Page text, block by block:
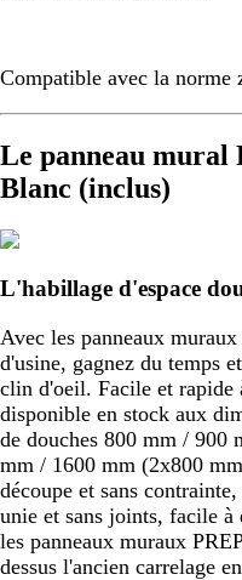
Compatible avec la norme
Le panneau
Blanc (inclus)
L'habillage d'espace
Avec les panneaux
d'usine, gagnez du temps
clin d'oeil. Facile et rapide
disponible en stock aux
de douches 800 mm / 900
mm / 1600 mm (2x800
découpe et sans
unie et sans joints, facile à
les panneaux muraux
dessus l'ancien carrelage